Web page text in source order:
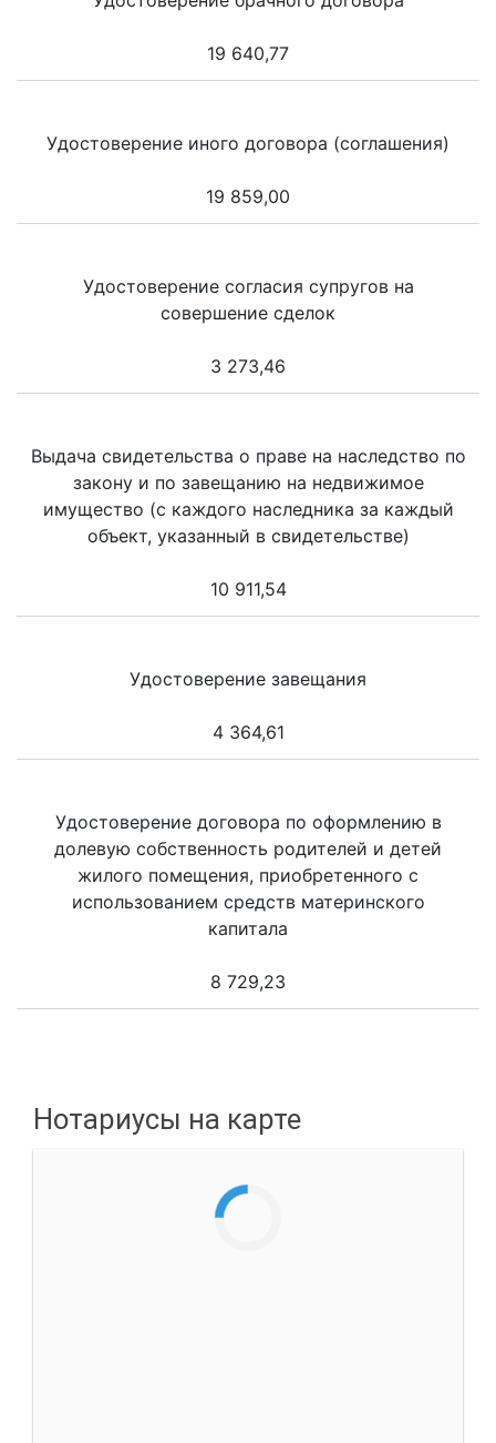
19 640,77
Удостоверение иного договора (соглашения)
19 859,00
Удостоверение согласия супругов на
совершение сделок
3 273,46
Выдача свидетельства о праве на наследство по
закону и по завещанию на недвижимое
имущество (с каждого наследника за каждый
объект, указанный в свидетельстве)
10 911,54
Удостоверение завещания
4 364,61
Удостоверение договора по оформлению в
долевую собственность родителей и детей
жилого помещения, приобретенного с
использованием средств материнского
капитала
8 729,23
Нотариусы на карте